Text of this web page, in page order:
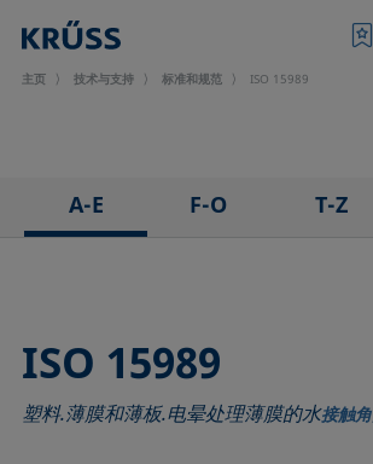
主页 技术与支持 标准和规范 ISO 15989
A-E
ASTM D1331-14
ASTM D1417-16
F-O
ISO 304-85
ISO 1409-06
T-Z
ISO 15989
塑料.薄膜和薄板.电晕处理薄膜的水接触角